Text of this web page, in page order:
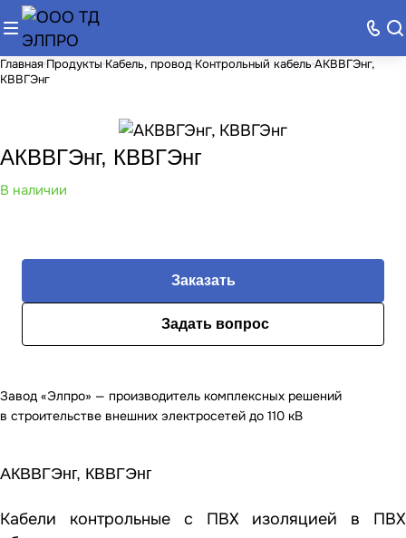
Главная Продукты Кабель, провод Контрольный кабельАКВВГЭнг,
КВВГЭнг
АКВВГЭнг, КВВГЭнг
В наличии
Заказать
Задать вопрос
Завод «Элпро» — производитель комплексных решений
в строительстве внешних электросетей до 110 кВ
АКВВГЭнг, КВВГЭнг
Кабели контрольные с ПВХ изоляцией в ПВХ